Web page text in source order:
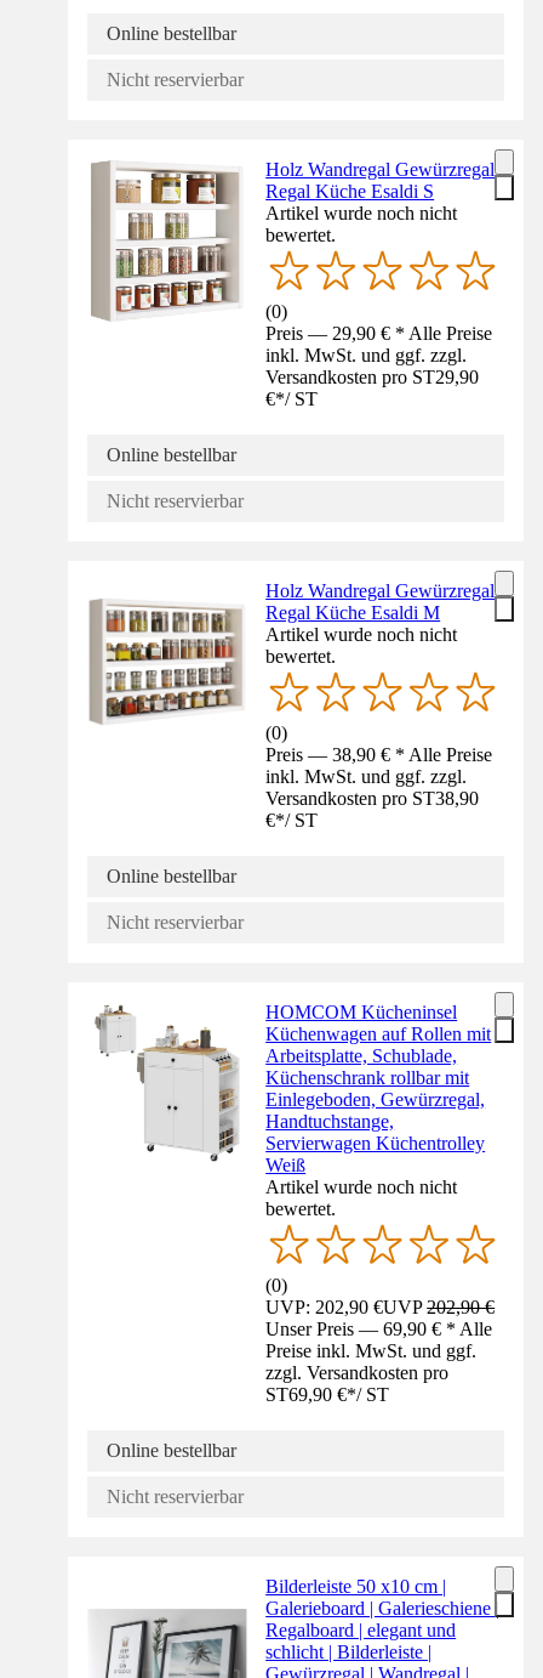
Online bestellbar
Nicht reservierbar
Holz Wandregal Gewürzregal
Regal Küche Esaldi S
Artikel wurde noch nicht
bewertet.
(0)
Preis — 29,90 € * Alle Preise
inkl. MwSt. und ggf. zzgl.
Versandkosten pro ST29,90
€*/ ST
Online bestellbar
Nicht reservierbar
Holz Wandregal Gewürzregal
Regal Küche Esaldi M
Artikel wurde noch nicht
bewertet.
(0)
Preis — 38,90 € * Alle Preise
inkl. MwSt. und ggf. zzgl.
Versandkosten pro ST38,90
€*/ ST
Online bestellbar
Nicht reservierbar
HOMCOM Kücheninsel
Küchenwagen auf Rollen mit
Arbeitsplatte, Schublade,
Küchenschrank rollbar mit
Einlegeboden, Gewürzregal,
Handtuchstange,
Servierwagen Küchentrolley
Weiß
Artikel wurde noch nicht
bewertet.
(0)
UVP: 202,90 €UVP202,90 €
Unser Preis — 69,90 € * Alle
Preise inkl. MwSt. und ggf.
zzgl. Versandkosten pro
ST69,90 €*/ ST
Online bestellbar
Nicht reservierbar
Bilderleiste 50 x10 cm |
Galerieboard | Galerieschiene |
Regalboard | elegant und
schlicht | Bilderleiste |
Gewürzregal | Wandregal |